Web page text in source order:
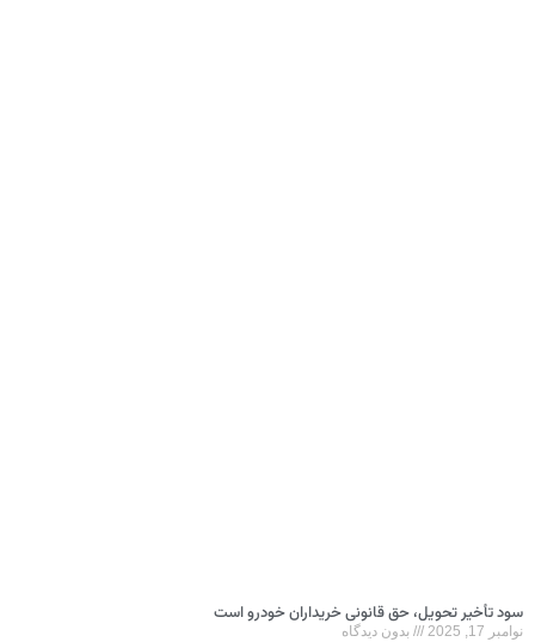
سود تأخیر تحویل، حق قانونی خریداران خودرو است
نوامبر 17, 2025 بدون دیدگاه